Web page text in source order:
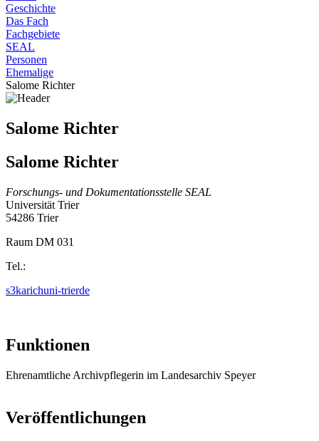
Geschichte
Das Fach
Fachgebiete
SEAL
Personen
Ehemalige
Salome Richter
Salome Richter
Salome Richter
Forschungs- und Dokumentationsstelle SEAL
Universität Trier
54286 Trier
Raum DM 031
Tel.:
s3karichuni-trierde
Funktionen
Ehrenamtliche Archivpflegerin im Landesarchiv Speyer
Veröffentlichungen